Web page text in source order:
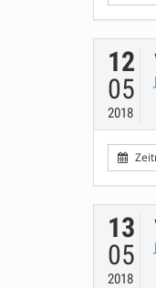
12
05
2018
13
05
2018